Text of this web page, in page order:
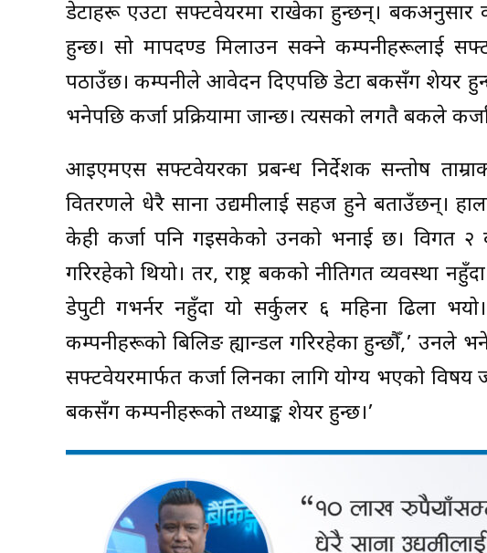
डेटाहरू एउटा सफ्टवेयरमा राखेका हुन्छन्। बैंकअनुसार
हुन्छ। सो मापदण्ड मिलाउन सक्ने कम्पनीहरूलाई
पठाउँछ। कम्पनीले आवेदन दिएपछि डेटा बैंकसँग शेयर
भनेपछि कर्जा प्रक्रियामा जान्छ। त्यसको लगतै बैंकले
आइएमएस सफ्टवेयरका प्रबन्ध निर्देशक सन्तोष
वितरणले धेरै साना उद्यमीलाई सहज हुने बताउँछन्।
केही कर्जा पनि गइसकेको उनको भनाई छ। विगत २
गरिरहेको थियो। तर, राष्ट्र बैंकको नीतिगत व्यवस्था
डेपुटी गभर्नर नहुँदा यो सर्कुलर ६ महिना ढिला
कम्पनीहरूको बिलिङ ह्यान्डल गरिरहेका हुन्छौँ,’ उनले
सफ्टवेयरमार्फत कर्जा लिनका लागि योग्य भएको विषय
बैंकसँग कम्पनीहरूको तथ्याङ्क शेयर हुन्छ।’